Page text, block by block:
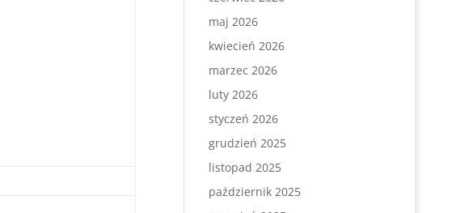
maj 2026
kwiecień 2026
marzec 2026
luty 2026
styczeń 2026
grudzień 2025
listopad 2025
październik 2025